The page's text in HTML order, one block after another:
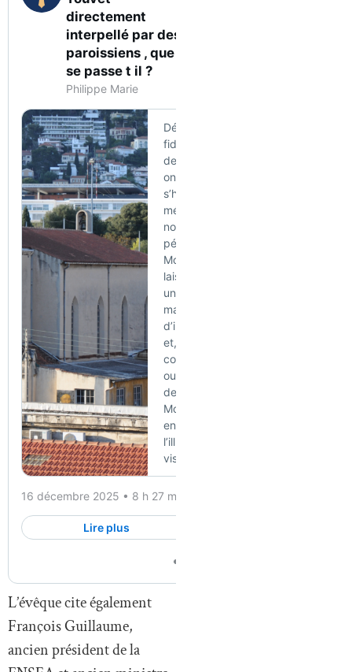
L’évêque cite également
François Guillaume,
ancien président de la